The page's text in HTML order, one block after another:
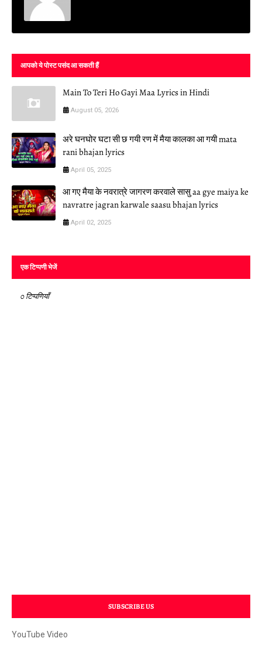
आपको ये पोस्ट पसंद आ सकती हैं
Main To Teri Ho Gayi Maa Lyrics in Hindi
August 05, 2026
अरे घनघोर घटा सी छ गयी रण में मैया कालका आ गयी mata
rani bhajan lyrics
April 05, 2025
आ गए मैया के नवरात्रे जागरण करवाले सासु aa gye maiya ke
navratre jagran karwale saasu bhajan lyrics
April 02, 2025
एक टिप्पणी भेजें
0 टिप्पणियाँ
SUBSCRIBE US
YouTube Video